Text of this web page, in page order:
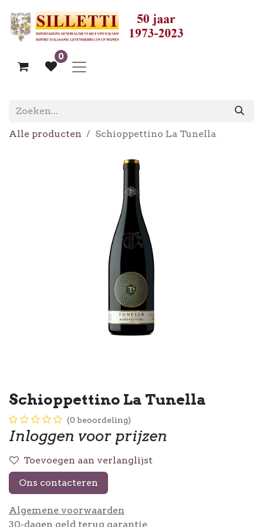
0
Alle producten Schioppettino La Tunella
Schioppettino La Tunella
(0 beoordeling)
Inloggen voor prijzen
Toevoegen aan verlanglijst
Ons contacteren
Algemene voorwaarden
30-dagen geld terug garantie